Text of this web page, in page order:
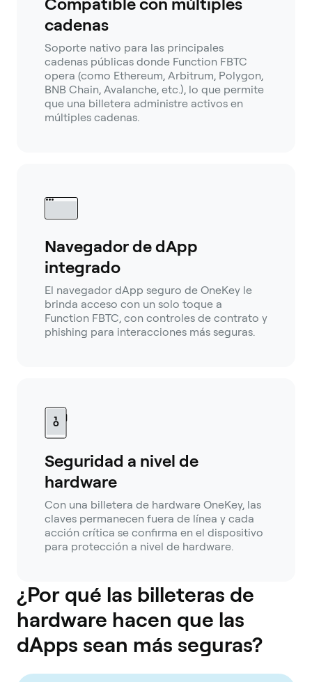
cadenas
Soporte nativo para las principales
cadenas públicas donde Function FBTC
opera (como Ethereum, Arbitrum, Polygon,
BNB Chain, Avalanche, etc.), lo que permite
que una billetera administre activos en
múltiples cadenas.
Navegador de dApp
integrado
El navegador dApp seguro de OneKey le
brinda acceso con un solo toque a
Function FBTC, con controles de contrato y
phishing para interacciones más seguras.
Seguridad a nivel de
hardware
Con una billetera de hardware OneKey, las
claves permanecen fuera de línea y cada
acción crítica se confirma en el dispositivo
para protección a nivel de hardware.
¿Por qué las billeteras de
hardware hacen que las
dApps sean más seguras?